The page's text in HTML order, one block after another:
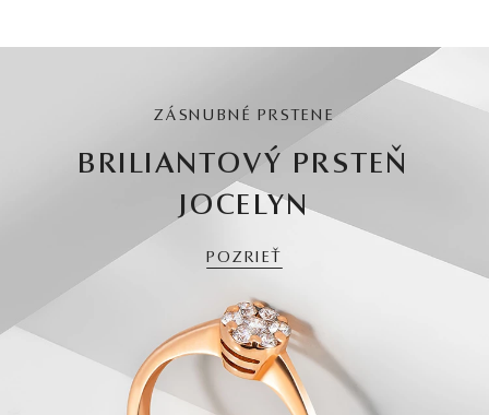
ZÁSNUBNÉ PRSTENE
BRILIANTOVÝ PRSTEŇ
JOCELYN
POZRIEŤ